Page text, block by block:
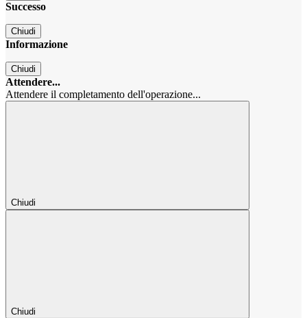
Successo
Chiudi
Informazione
Chiudi
Attendere...
Attendere il completamento dell'operazione...
Chiudi
Chiudi